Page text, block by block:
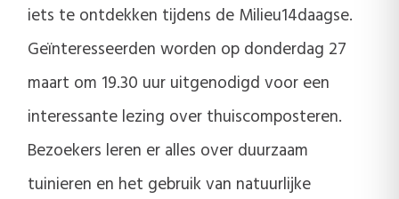
iets te ontdekken tijdens de Milieu14daagse.
Geïnteresseerden worden op donderdag 27
maart om 19.30 uur uitgenodigd voor een
interessante lezing over thuiscomposteren.
Bezoekers leren er alles over duurzaam
tuinieren en het gebruik van natuurlijke